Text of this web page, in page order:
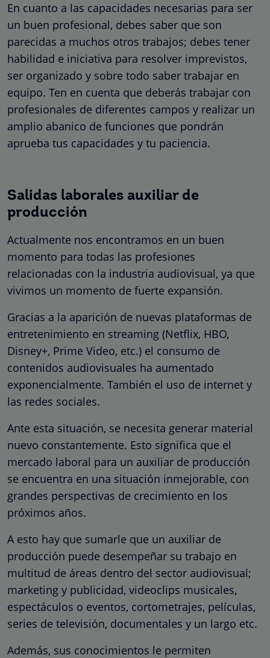
En cuanto a las capacidades necesarias para ser
un buen profesional, debes saber que son
parecidas a muchos otros trabajos; debes tener
habilidad e iniciativa para resolver imprevistos,
ser organizado y sobre todo saber trabajar en
equipo. Ten en cuenta que deberás trabajar con
profesionales de diferentes campos y realizar un
amplio abanico de funciones que pondrán
aprueba tus capacidades y tu paciencia.
Salidas laborales auxiliar de
producción
Actualmente nos encontramos en un buen
momento para todas las profesiones
relacionadas con la industria audiovisual, ya que
vivimos un momento de fuerte expansión.
Gracias a la aparición de nuevas plataformas de
entretenimiento en streaming (Netflix, HBO,
Disney+, Prime Video, etc.) el consumo de
contenidos audiovisuales ha aumentado
exponencialmente. También el uso de internet y
las redes sociales.
Ante esta situación, se necesita generar material
nuevo constantemente. Esto significa que el
mercado laboral para un auxiliar de producción
se encuentra en una situación inmejorable, con
grandes perspectivas de crecimiento en los
próximos años.
A esto hay que sumarle que un auxiliar de
producción puede desempeñar su trabajo en
multitud de áreas dentro del sector audiovisual;
marketing y publicidad, videoclips musicales,
espectáculos o eventos, cortometrajes, películas,
series de televisión, documentales y un largo etc.
Además, sus conocimientos le permiten